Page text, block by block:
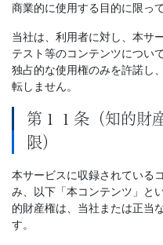
商業的に使用する目的に限っ
当社は、利用者に対し、本サ
テスト等のコンテンツについ
独占的な使用権のみを許諾し
転しません。
第１１条（知的財
限）
本サービスに収録されている
み、以下「本コンテンツ」と
的財産権は、当社または正当
す。